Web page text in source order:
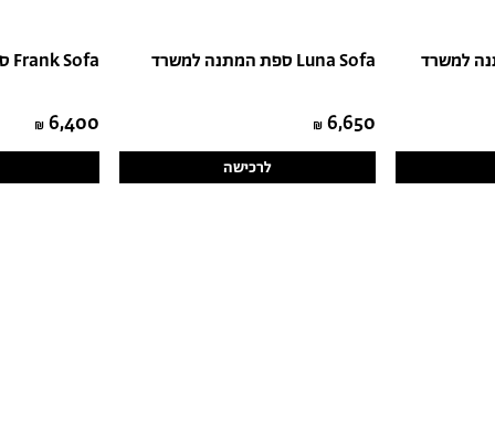
ספת המתנה למשרד Frank Sofa
6,400
ספת המתנה למשרד Luna Sofa
6,650
לרכישה